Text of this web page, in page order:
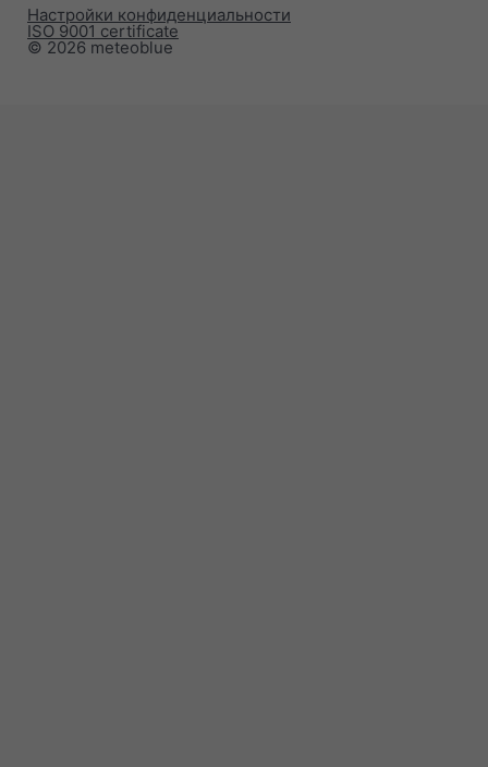
© 2026 meteoblue
ISO 9001 certificate
Настройки конфиденциальности